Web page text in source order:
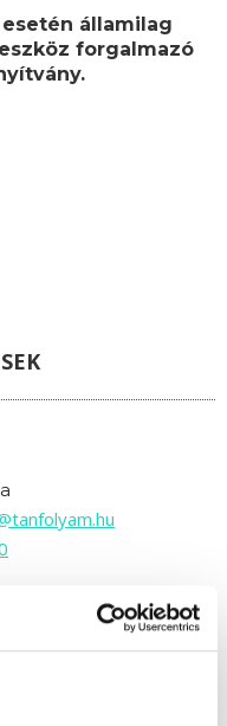
államilag
forgalmazó